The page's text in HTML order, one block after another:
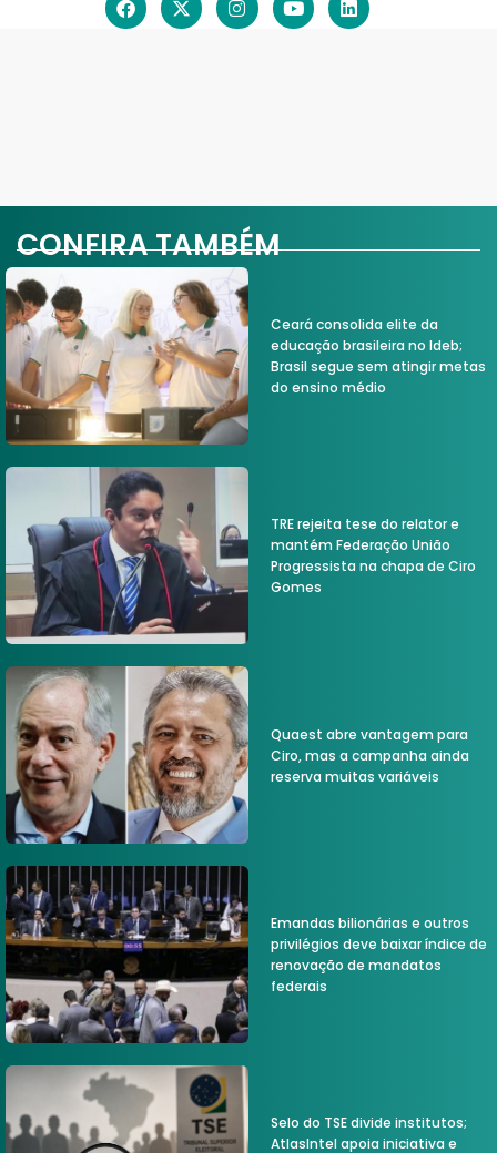
CONFIRA TAMBÉM
Ceará consolida elite da
educação brasileira no Ideb;
Brasil segue sem atingir metas
do ensino médio
TRE rejeita tese do relator e
mantém Federação União
Progressista na chapa de Ciro
Gomes
Quaest abre vantagem para
Ciro, mas a campanha ainda
reserva muitas variáveis
Emandas bilionárias e outros
privilégios deve baixar índice de
renovação de mandatos
federais
Selo do TSE divide institutos;
AtlasIntel apoia iniciativa e